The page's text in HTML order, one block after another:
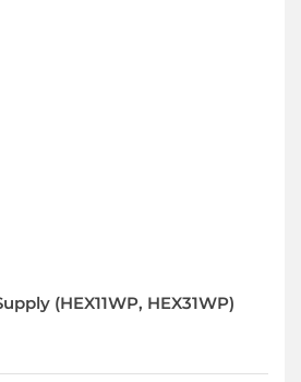
(HEX11WP, HEX31WP)